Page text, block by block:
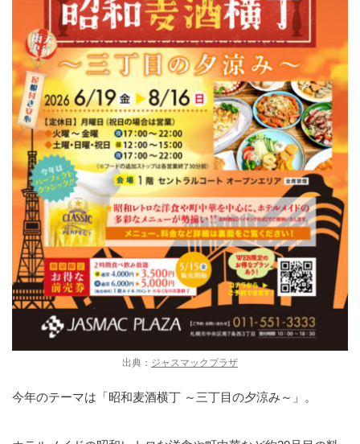
出典： ジャスマックプラザ
今年のテーマは「昭和麦酒横丁 ～三丁目の夕涼み～」。